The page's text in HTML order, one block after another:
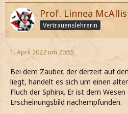
Prof. Linnea
Vertrauenslehrerin
1. April 2022 um 20:55
Bei dem Zauber, der derzeit auf
liegt, handelt es sich um einen
Fluch der Sphinx. Er ist dem
Erscheinungsbild nachempfunden.